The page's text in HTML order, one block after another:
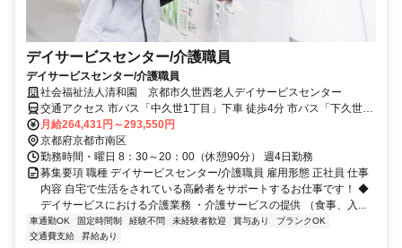
デイサービスセンター/介護職員
デイサービスセンター/介護職員
社会福祉法人清和園 京都市久世西老人デイサービスセンター
交通アクセス 市バス「中久世1丁目」下車 徒歩4分 市バス「下久世」
下車 徒歩8分 JR「向日町」下車 徒歩6分 JR「桂川」下車 徒歩10分
阪急 洛西口駅下車 徒歩15分
月給264,431円～293,550円
京都府京都市南区
勤務時間・曜日 8：30～20：00（休憩90分） 週4日勤務
募集要項 職種 デイサービスセンター/介護職員 雇用形態 正社員 仕事
内容 自宅で生活をされている高齢者をサポートするお仕事です！ ◆
デイサービスにおける介護業務 ・介護サービスの提供 （食事、入...
車通勤OK 固定時間制 経験不問 未経験者歓迎 賞与あり
ブランクOK
交通費支給
昇給あり